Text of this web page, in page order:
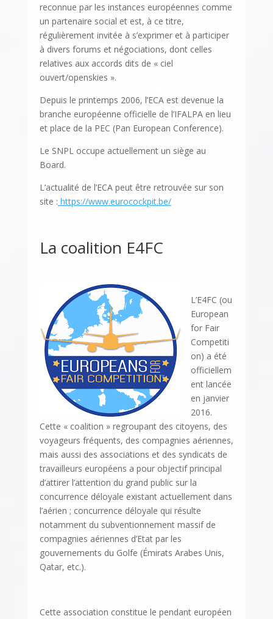
reconnue par les instances européennes comme
un partenaire social et est, à ce titre,
régulièrement invitée à s’exprimer et à participer
à divers forums et négociations, dont celles
relatives aux accords dits de « ciel
ouvert/openskies ».
Depuis le printemps 2006, l’ECA est devenue la
branche européenne officielle de l’IFALPA en lieu
et place de la PEC (Pan European Conference).
Le SNPL occupe actuellement un siège au
Board.
L’actualité de l’ECA peut être retrouvée sur son
site : https://www.eurocockpit.be/
La coalition E4FC
L’E4FC (ou
European
for Fair
Competiti
on) a été
officiellem
ent lancée
en janvier
2016.
Cette « coalition » regroupant des citoyens, des
voyageurs fréquents, des compagnies aériennes,
mais aussi des associations et des syndicats de
travailleurs européens a pour objectif principal
d’attirer l’attention du grand public sur la
concurrence déloyale existant actuellement dans
l’aérien ; concurrence déloyale qui résulte
notamment du subventionnement massif de
compagnies aériennes d’Etat par les
gouvernements du Golfe (Émirats Arabes Unis,
Qatar, etc.).
Cette association constitue le pendant européen